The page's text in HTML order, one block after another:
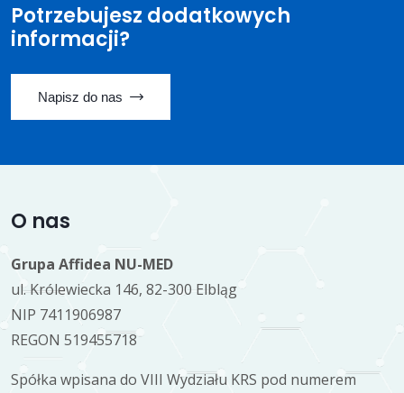
Potrzebujesz dodatkowych
informacji?
Napisz do nas
O nas
Grupa Affidea NU-MED
ul. Królewiecka 146, 82-300 Elbląg
NIP 7411906987
REGON 519455718
Spółka wpisana do VIII Wydziału KRS pod numerem